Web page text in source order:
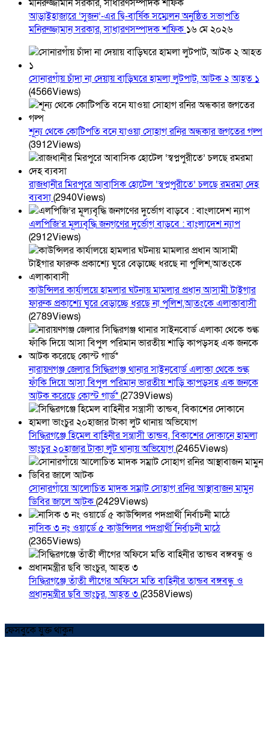
আড়াইহাজারে ‘সুজন’-এর দ্বি-বার্ষিক সম্মেলন অনুষ্ঠিত সভাপতি
মনিরুজ্জামান সরকার, সাধারণসম্পাদক শফিক ১৬ মে ২০২৬
সোনারগাঁয় চাঁদা না দেয়ায় বাড়িঘরে হামলা লুটপাট, আটক ২ আহত ১
(4566Views)
শূন্য থেকে কোটিপতি বনে যাওয়া সোহাগ রনির অন্ধকার জগতের গল্প
(3912Views)
রাজধানীর মিরপুরে আবাসিক হোটেল ‘স্বপ্নপুরীতে’ চলছে রমরমা দেহ
ব্যবসা(2940Views)
এলপিজি’র মূল্যবৃদ্ধি জনগণের দুর্ভোগ বাড়বে : বাংলাদেশ ন্যাপ
(2912Views)
কাউন্সিলর কার্যালয়ে হামলার ঘটনায় মামলার প্রধান আসামী টাইগার
ফারুক প্রকাশ্যে ঘুরে বেড়াচ্ছে ধরছে না পুলিশ,আতংকে এলাকাবাসী
(2789Views)
নারায়ণগঞ্জ জেলার সিদ্ধিরগঞ্জ থানার সাইনবোর্ড এলাকা থেকে শুল্ক
ফাঁকি দিয়ে আসা বিপুল পরিমান ভারতীয় শাড়ি কাপড়সহ এক জনকে
আটক করেছে কোস্ট গার্ড*(2739Views)
সিদ্ধিরগঞ্জে হিমেল বাহিনীর সন্ত্রাসী তান্ডব, বিকাশের দোকানে হামলা
ভাংচুর ২০হাজার টাকা লুট থানায় অভিযোগ(2465Views)
সোনারগাঁয়ে আলোচিত মাদক সম্রাট সোহাগ রনির আস্থাবাজন মামুন
ডিবির জালে আটক(2429Views)
নাসিক ৩ নং ওয়ার্ডে ৫ কাউন্সিলর পদপ্রার্থী নির্বাচনী মাঠে
(2365Views)
সিদ্ধিরগঞ্জে তাঁতী লীগের অফিসে মতি বাহিনীর তান্ডব বঙ্গবন্ধু ও
প্রধানমন্ত্রীর ছবি ভাংচুর, আহত ৩(2358Views)
ফেসবুকে যুক্ত থাকুন